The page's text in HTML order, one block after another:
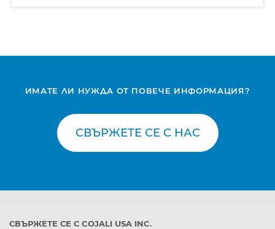
ИМАТЕ ЛИ НУЖДА ОТ ПОВЕЧЕ ИНФОРМАЦИЯ?
СВЪРЖЕТЕ СЕ С НАС
СВЪРЖЕТЕ СЕ С COJALI USA INC.